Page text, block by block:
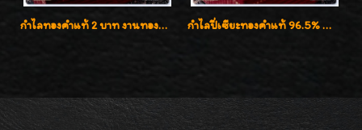
กำไลทองคำแท้ 2 บาท งานทองฉลุลาย ดีไซน์หรูหรา สวยคลาสสิค กำไลปี่เซียะทองคำแท้ 96.5% น้ำหนัก 1 บาท เสริมโชคลาภ